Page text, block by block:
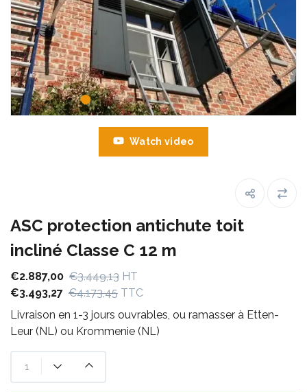
Watch video
ASC protection antichute toit
incliné Classe C 12 m
€2.887,00 €3.449,13 HT
€3.493,27 €4.173,45 TTC
Livraison en 1-3 jours ouvrables, ou ramasser à Etten-
Leur (NL) ou Krommenie (NL)